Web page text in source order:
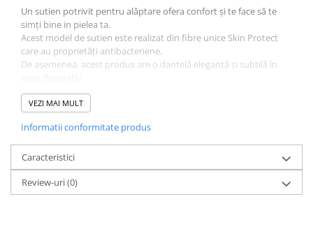
Mese de infasat pliabile
Mese de infasat Ultra Light 50x70
cm
Patuturi pliabile
Igiena si ingrijire copii
Jucarii bebelusi
Carusele patut
Centre de activitati
Jucarii bip-bip si chitaitoare
Un sutien potrivit pentru alăptare ofera confort și te face să te
simți bine in pielea ta.
Acest model de sutien este realizat din fibre unice Skin Protect
care au proprietăți antibacteriene.
De asemenea, acest produs are o dantelă elegantă și subtilă în
Materiale sigure
VEZI MAI MULT
Informatii conformitate produs
Caracteristici
Review-uri(0)